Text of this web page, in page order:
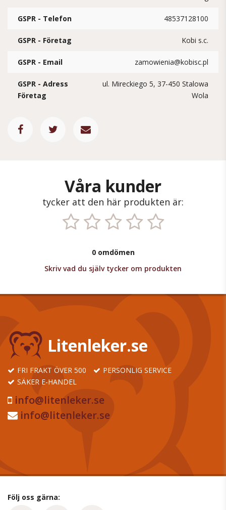
GSPR - Telefon 48537128100
GSPR - Företag Kobi s.c.
GSPR - Email zamowienia@kobisc.pl
GSPR - Adress
Företag
ul. Mireckiego 5, 37-450 Stalowa
Wola
Våra kunder
tycker att den här produkten är:
0 omdömen
Skriv vad du själv tycker om produkten
Litenleker.se
FRI FRAKT ÖVER 500
PERSONLIG SERVICE
SÄKER E-HANDEL
info@litenleker.se
info@litenleker.se
Följ oss gärna: